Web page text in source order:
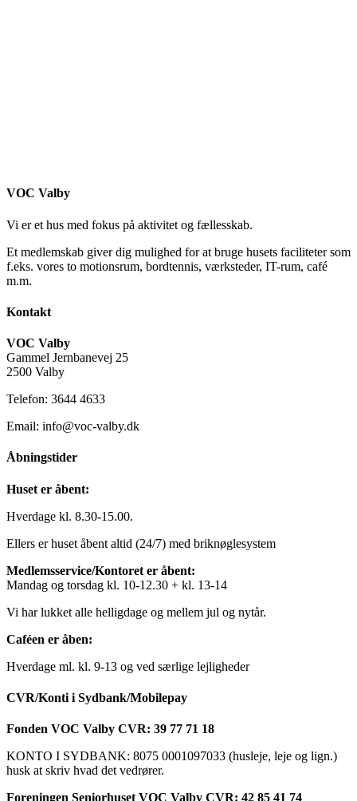
VOC Valby
Vi er et hus med fokus på aktivitet og fællesskab.
Et medlemskab giver dig mulighed for at bruge husets faciliteter som
f.eks. vores to motionsrum, bordtennis, værksteder, IT-rum, café
m.m.
Kontakt
VOC Valby
Gammel Jernbanevej 25
2500 Valby
Telefon: 3644 4633
Email: info@voc-valby.dk
Åbningstider
Huset er åbent:
Hverdage kl. 8.30-15.00.
Ellers er huset åbent altid (24/7) med briknøglesystem
Medlemsservice/Kontoret er åbent:
Mandag og torsdag kl. 10-12.30 + kl. 13-14
Vi har lukket alle helligdage og mellem jul og nytår.
Caféen er åben:
Hverdage ml. kl. 9-13 og ved særlige lejligheder
CVR/Konti i Sydbank/Mobilepay
Fonden VOC Valby CVR: 39 77 71 18
KONTO I SYDBANK: 8075 0001097033 (husleje, leje og lign.)
husk at skriv hvad det vedrører.
Foreningen Seniorhuset VOC Valby CVR: 42 85 41 74